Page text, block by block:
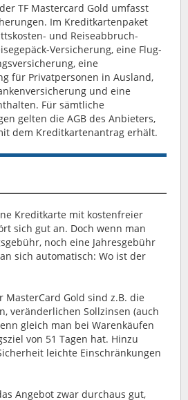
TF Mastercard Gold umfasst
Im Kreditkartenpaket
und Reiseabbruch-
Versicherung, eine Flug-
eine
für Privatpersonen in Ausland,
und eine
Für sämtliche
gelten die AGB des Anbieters,
dem Kreditkartenantrag erhält.
Kreditkarte mit kostenfreier
sich gut an. Doch wenn man
noch eine Jahresgebühr
sich automatisch: Wo ist der
MasterCard Gold sind z.B. die
veränderlichen Sollzinsen (auch
gleich man bei Warenkäufen
von 51 Tagen hat. Hinzu
leichte Einschränkungen
Angebot zwar durchaus gut,